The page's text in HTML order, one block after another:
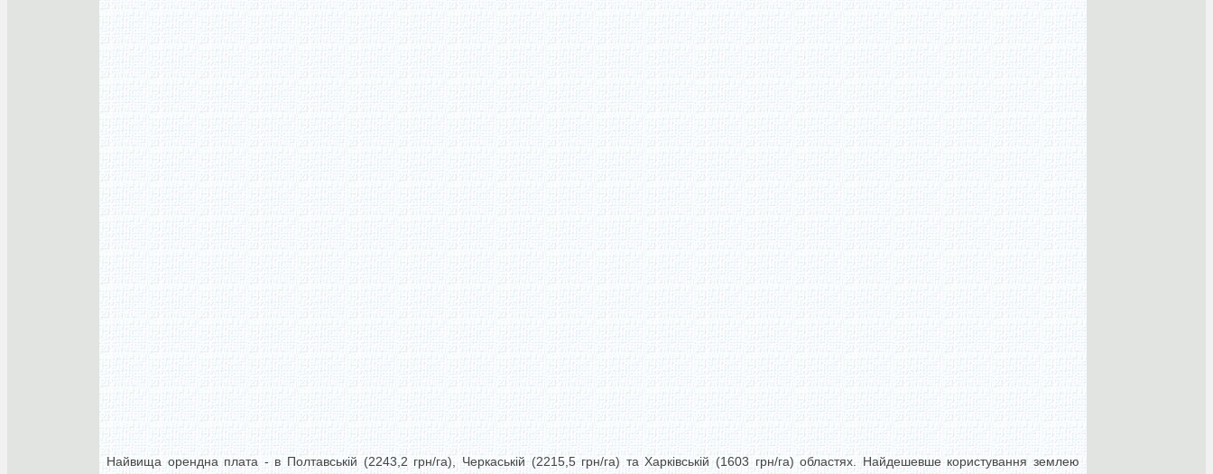
Найвища орендна плата - в Полтавській (2243,2 грн/га), Черкаській (2215,5 грн/га) та Харківській (1603 грн/га) областях. Найдешевше користування землею